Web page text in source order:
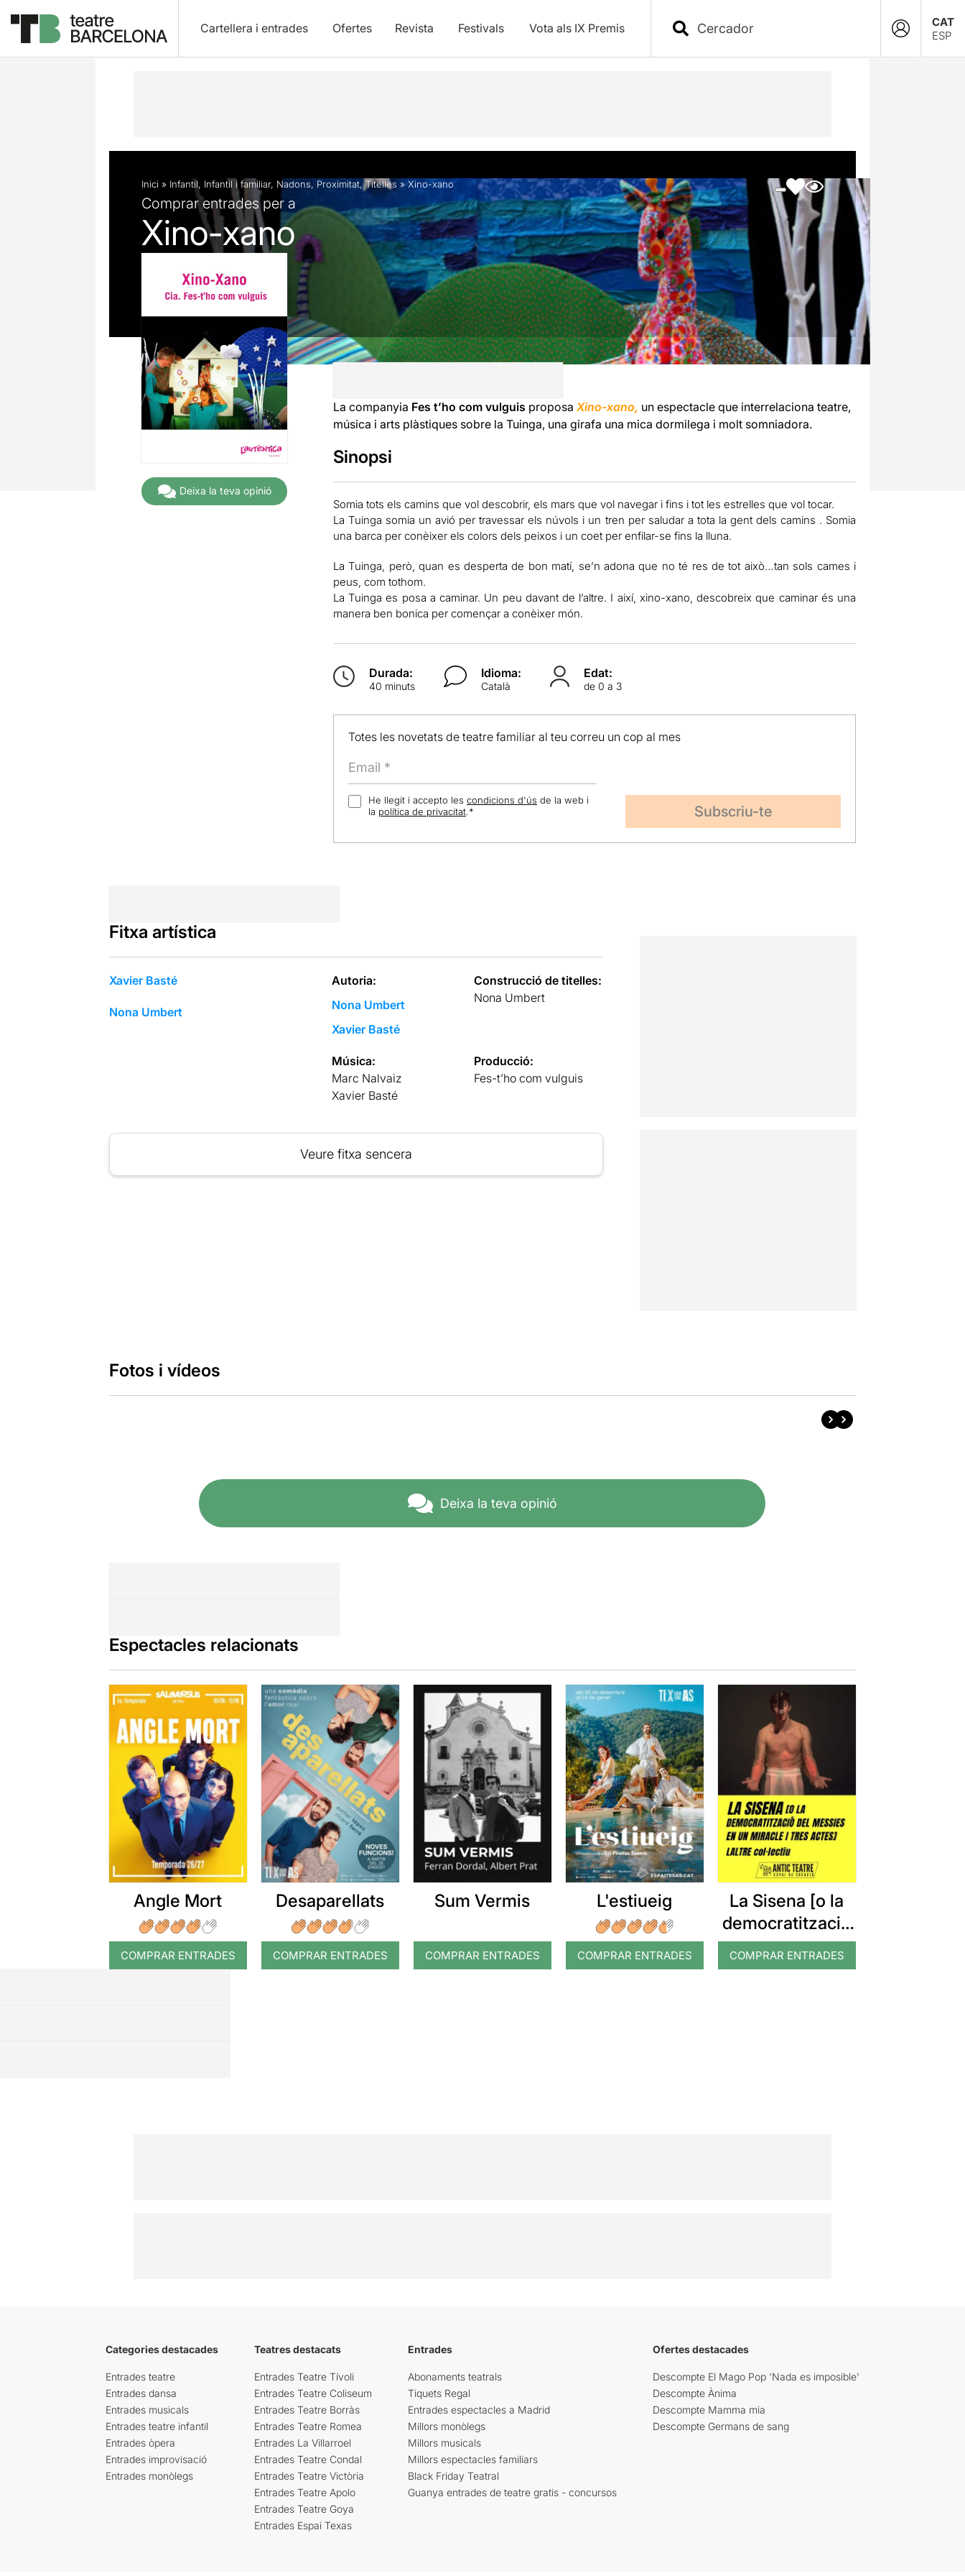
Cartellera i entrades Ofertes Revista Festivals Vota als IX Premis
CAT
ESP
Descripció Fitxa artística Fotos i vídeos
Inici » Infantil, Infantil i familiar, Nadons, Proximitat,Titelles » Xino-xano
Comprar entrades per a
Xino-xano
Deixa la teva opinió
La companyia Fes t’ho com vulguis proposa Xino-xano, un espectacle que interrelaciona teatre,
música i arts plàstiques sobre la Tuinga, una girafa una mica dormilega i molt somniadora.
Sinopsi
Somia tots els camins que vol descobrir, els mars que vol navegar i fins i tot les estrelles que vol tocar.
La Tuinga somia un avió per travessar els núvols i un tren per saludar a tota la gent dels camins . Somia
una barca per conèixer els colors dels peixos i un coet per enfilar-se fins la lluna.
La Tuinga, però, quan es desperta de bon matí, se’n adona que no té res de tot això…tan sols cames i
peus, com tothom.
La Tuinga es posa a caminar. Un peu davant de l’altre. I així, xino-xano, descobreix que caminar és una
manera ben bonica per començar a conèixer món.
Durada:
40 minuts
Idioma:
Català
Edat:
de 0 a 3
Totes les novetats de teatre familiar al teu correu un cop al mes
He llegit i accepto les condicions d'ús de la web i
la política de privacitat.*
Fitxa artística
Xavier Basté
Nona Umbert
Autoria:
Nona Umbert
Xavier Basté
Construcció de titelles:
Nona Umbert
Música:
Marc Nalvaiz
Xavier Basté
Producció:
Fes-t’ho com vulguis
Veure fitxa sencera
Fotos i vídeos
Deixa la teva opinió
Espectacles relacionats
Angle Mort
COMPRAR ENTRADES
Desaparellats
COMPRAR ENTRADES
Sum Vermis
COMPRAR ENTRADES
L'estiueig
COMPRAR ENTRADES
La Sisena [o la
democratització
del Messies en
un miracle i tres
COMPRAR ENTRADES
Categories destacades
Entrades teatre
Entrades dansa
Entrades musicals
Entrades teatre infantil
Entrades òpera
Entrades improvisació
Entrades monòlegs
Teatres destacats
Entrades Teatre Tívoli
Entrades Teatre Coliseum
Entrades Teatre Borràs
Entrades Teatre Romea
Entrades La Villarroel
Entrades Teatre Condal
Entrades Teatre Victòria
Entrades Teatre Apolo
Entrades Teatre Goya
Entrades Espai Texas
Entrades
Abonaments teatrals
Tiquets Regal
Entrades espectacles a Madrid
Millors monòlegs
Millors musicals
Millors espectacles familiars
Black Friday Teatral
Guanya entrades de teatre gratis - concursos
Ofertes destacades
Descompte El Mago Pop 'Nada es imposible'
Descompte Ànima
Descompte Mamma mia
Descompte Germans de sang